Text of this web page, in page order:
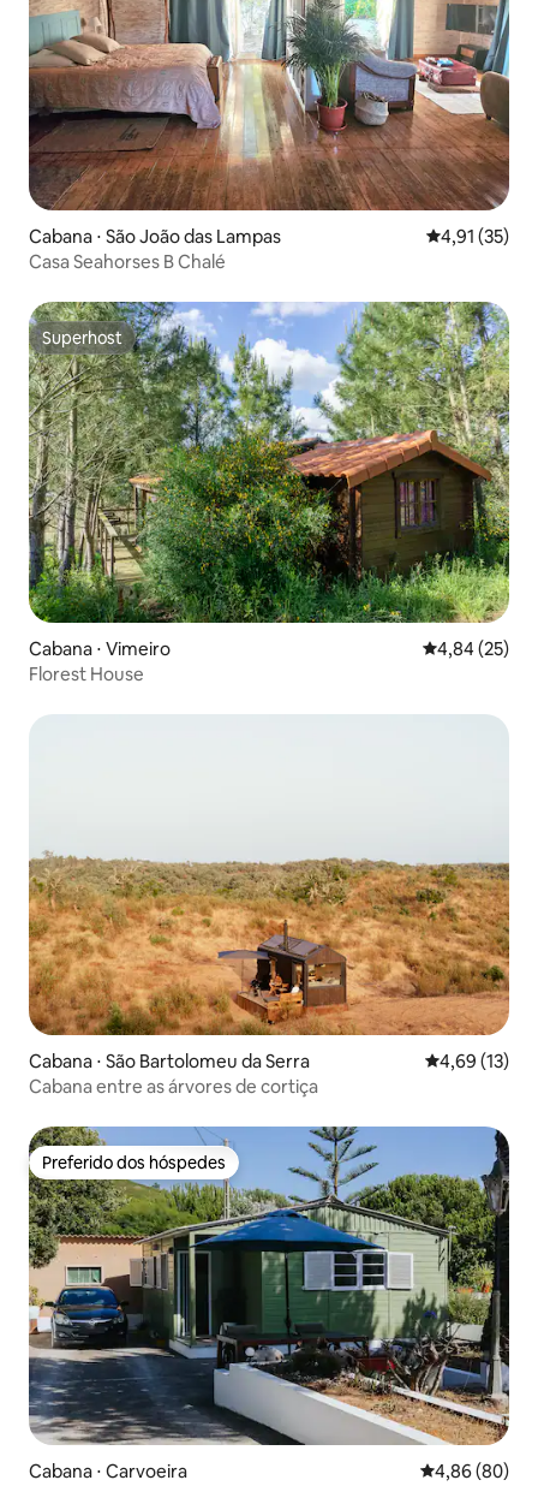
Cabana ⋅ São João das Lampas 4,91 de uma
4,91 (35)
Casa Seahorses B Chalé
Superhost
Superhost
Cabana ⋅ Vimeiro 4,84 de uma
4,84 (25)
Florest House
Cabana ⋅ São Bartolomeu da Serra 4,69 de uma
4,69 (13)
Cabana entre as árvores de cortiça
Preferido dos hóspedes
Preferido dos hóspedes
Cabana ⋅ Carvoeira 4,86 de uma
4,86 (80)